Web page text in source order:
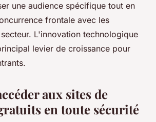
une audience spécifique tout en
frontale avec les
L'innovation technologique
levier de croissance pour
aux sites de
en toute sécurité